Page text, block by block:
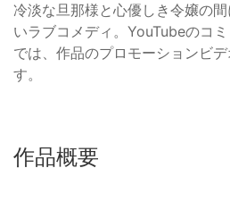
冷淡な旦那様と心優しき令嬢の
いラブコメディ。YouTubeのコ
では、作品のプロモーションビ
す。
作品概要